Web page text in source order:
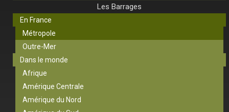
Les Barrages
En France
Métropole
Outre-Mer
Dans le monde
Afrique
Amérique Centrale
Amérique du Nord